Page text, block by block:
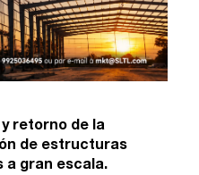
retorno de la
de estructuras
a gran escala.